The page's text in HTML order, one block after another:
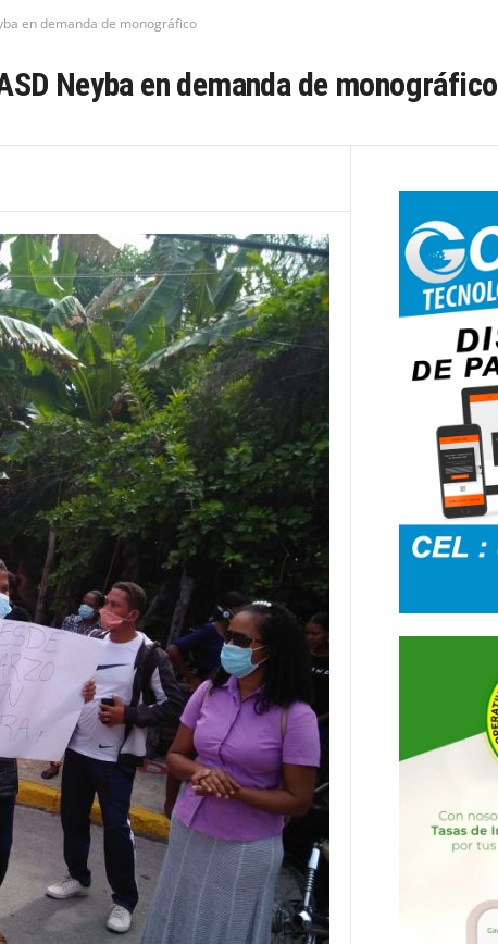
en demanda de monográfico
Neyba en demanda de monográfico